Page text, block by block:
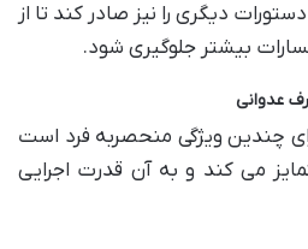
دیگری را نیز صادر کند تا از
بیشتر جلوگیری شود.
عدوانی
چندین ویژگی منحصربه فرد است
می کند و به آن قدرت اجرایی